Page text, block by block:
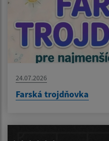
24.07.2026
Farská trojdňovka